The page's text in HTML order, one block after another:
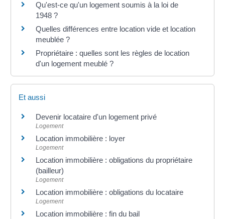
Qu'est-ce qu'un logement soumis à la loi de
1948 ?
Quelles différences entre location vide et location
meublée ?
Propriétaire : quelles sont les règles de location
d'un logement meublé ?
Et aussi
Devenir locataire d'un logement privé
Logement
Location immobilière : loyer
Logement
Location immobilière : obligations du propriétaire
(bailleur)
Logement
Location immobilière : obligations du locataire
Logement
Location immobilière : fin du bail